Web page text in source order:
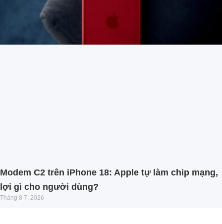
Modem C2 trên iPhone 18: Apple tự làm chip mạng,
lợi gì cho người dùng?
Tháng 8 7, 2026